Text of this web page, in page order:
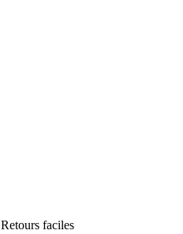
Retours faciles